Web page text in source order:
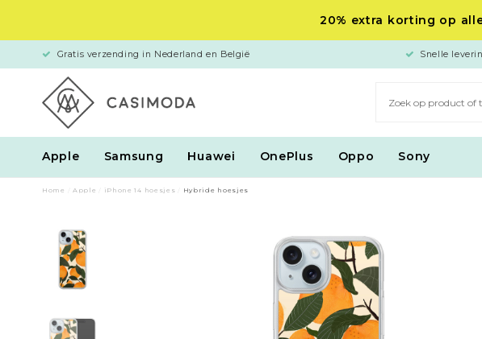
20% extra korting op
Gratis verzending in Nederland en België Snelle
Apple Samsung Huawei OnePlus Oppo Sony
Home Apple iPhone 14 hoesjes Hybride hoesjes